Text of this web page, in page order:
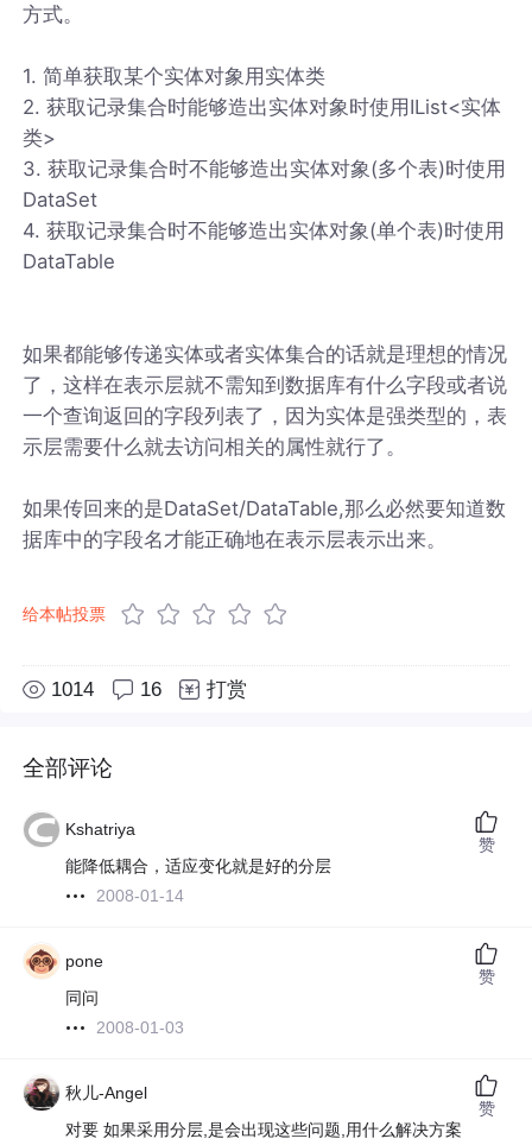
方式。
1. 简单获取某个实体对象用实体类
2. 获取记录集合时能够造出实体对象时使用IList<实体
类>
3. 获取记录集合时不能够造出实体对象(多个表)时使用
DataSet
4. 获取记录集合时不能够造出实体对象(单个表)时使用
DataTable
如果都能够传递实体或者实体集合的话就是理想的情况
了，这样在表示层就不需知到数据库有什么字段或者说
一个查询返回的字段列表了，因为实体是强类型的，表
示层需要什么就去访问相关的属性就行了。
如果传回来的是DataSet/DataTable,那么必然要知道数
据库中的字段名才能正确地在表示层表示出来。
给本帖投票
1014 16 打赏
全部评论
Kshatriya
能降低耦合，适应变化就是好的分层
2008-01-14
赞
pone
同问
2008-01-03
赞
秋儿-Angel
对要 如果采用分层,是会出现这些问题,用什么解决方案
赞